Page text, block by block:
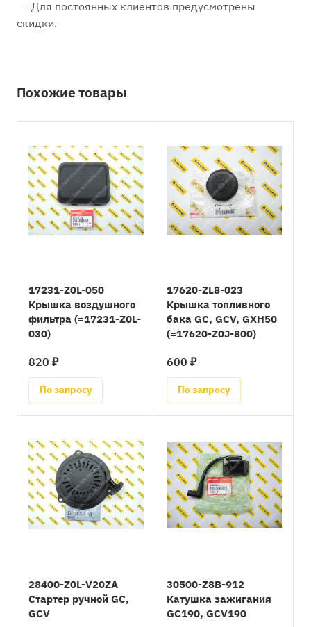
Для постоянных клиентов предусмотрены
скидки.
Похожие товары
17231-Z0L-050
Крышка воздушного
фильтра (=17231-Z0L-
030)
820 ₽
По запросу
17620-ZL8-023
Крышка топливного
бака GC, GCV, GXH50
(=17620-Z0J-800)
600 ₽
По запросу
28400-Z0L-V20ZA
Стартер ручной GC,
GCV
30500-Z8B-912
Катушка зажигания
GC190, GCV190